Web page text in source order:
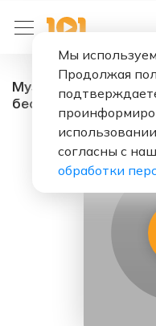
Музыка для дома -
бесплатно
Мы
Продолжая
согласны с
обработки